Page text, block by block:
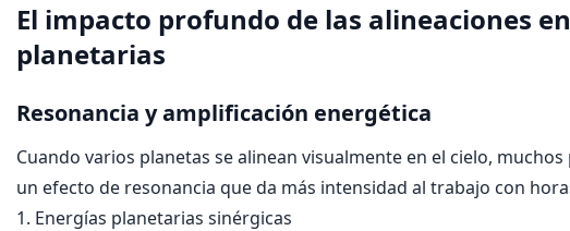
El impacto profundo de las alineaciones
planetarias
Resonancia y amplificación energética
Cuando varios planetas se alinean visualmente en el cielo,
un efecto de resonancia que da más intensidad al trabajo con
1. Energías planetarias sinérgicas